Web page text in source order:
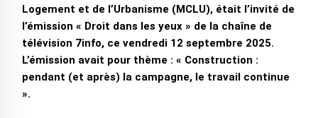
Logement et de l’Urbanisme (MCLU), était l’invité de
l’émission « Droit dans les yeux » de la chaîne de
télévision 7info, ce vendredi 12 septembre 2025.
L’émission avait pour thème : « Construction :
pendant (et après) la campagne, le travail continue
».